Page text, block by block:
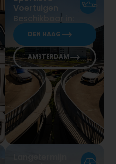
Voertuigen
Beschikbaar in:
DEN HAAG
AMSTERDAM